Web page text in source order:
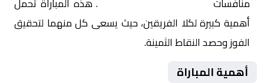
أهمية كبيرة لكلا الفريقين، حيث يسعى كل منهما لتحقيق
الفوز وحصد النقاط الثمينة.
أهمية المباراة